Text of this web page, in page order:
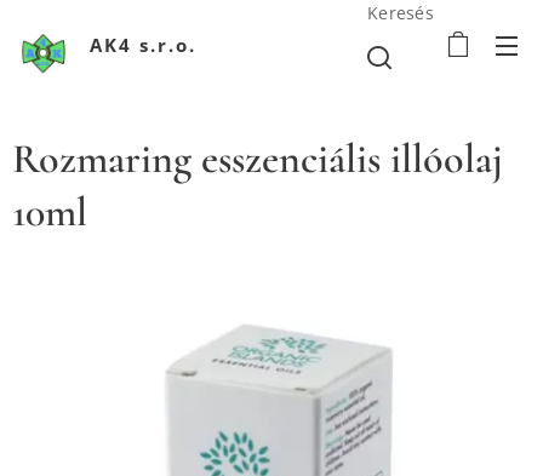
AK4 s.r.o.
Keresés
Rozmaring esszenciális illóolaj
10ml